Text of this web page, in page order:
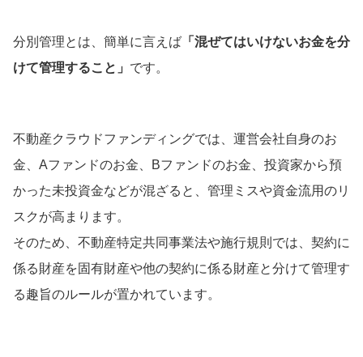
分別管理とは、簡単に言えば 「混ぜてはいけないお金を分
けて管理すること」 です。
不動産クラウドファンディングでは、運営会社自身のお
金、Aファンドのお金、Bファンドのお金、投資家から預
かった未投資金などが混ざると、管理ミスや資金流用のリ
スクが高まります。
そのため、不動産特定共同事業法や施行規則では、契約に
係る財産を固有財産や他の契約に係る財産と分けて管理す
る趣旨のルールが置かれています。